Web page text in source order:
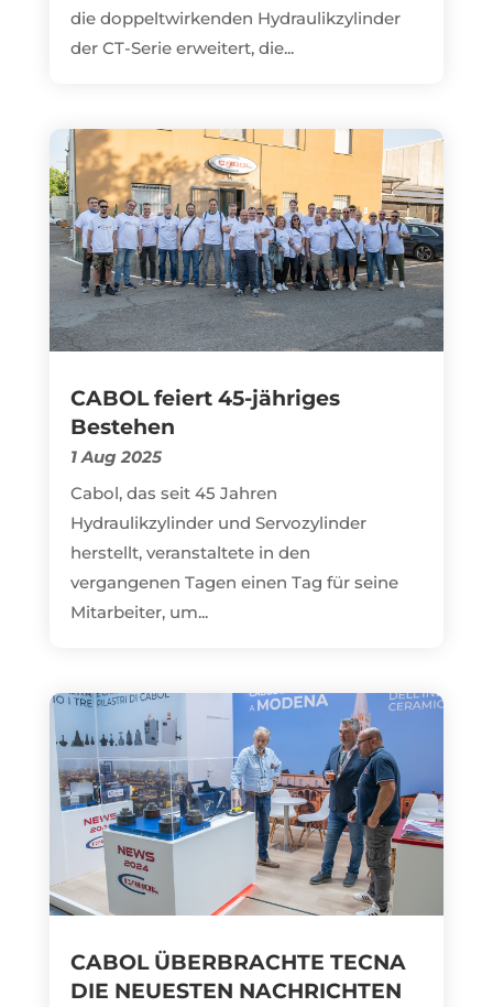
die doppeltwirkenden Hydraulikzylinder
der CT-Serie erweitert, die...
CABOL feiert 45-jähriges
Bestehen
1 Aug 2025
Cabol, das seit 45 Jahren
Hydraulikzylinder und Servozylinder
herstellt, veranstaltete in den
vergangenen Tagen einen Tag für seine
Mitarbeiter, um...
CABOL ÜBERBRACHTE TECNA
DIE NEUESTEN NACHRICHTEN